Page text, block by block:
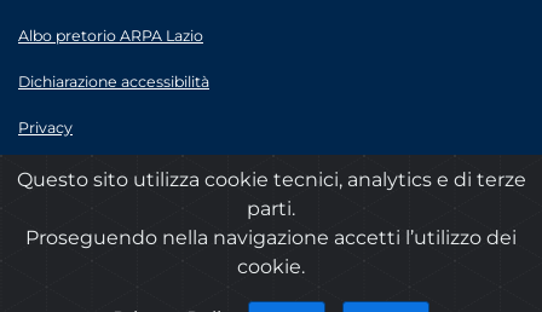
Albo pretorio ARPA Lazio
Dichiarazione accessibilità
Privacy
Note legali
© 2020 ARPA Lazio - P.Iva 00915900575
Questo sito utilizza cookie tecnici, analytics e di terze
parti.
Proseguendo nella navigazione accetti l’utilizzo dei
cookie.